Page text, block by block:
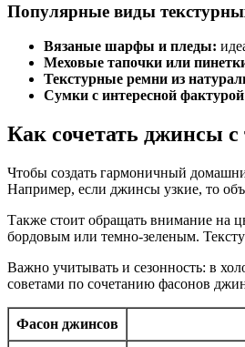
Популярные виды
Вязаные шарфы и пледы:
Меховые тапочки или
Текстурные ремни из
Сумки с интересной
Как сочетать джинсы
Чтобы создать гармоничный
Например, если джинсы узкие, то
Также стоит обращать внимание на
бордовым или темно-зеленым.
Важно учитывать и сезонность: в
советами по сочетанию фасонов
Фасон джинсов